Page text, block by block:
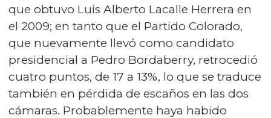
que obtuvo Luis Alberto Lacalle Herrera en
el 2009; en tanto que el Partido Colorado,
que nuevamente llevó como candidato
presidencial a Pedro Bordaberry, retrocedió
cuatro puntos, de 17 a 13%, lo que se traduce
también en pérdida de escaños en las dos
cámaras. Probablemente haya habido